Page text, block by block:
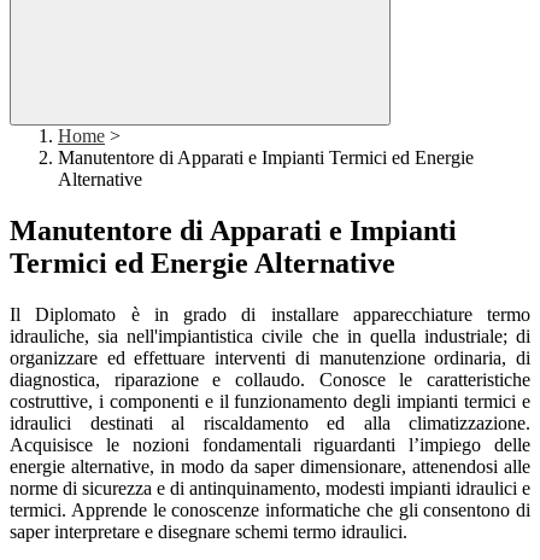
Home >
Manutentore di Apparati e Impianti Termici ed Energie
Alternative
Manutentore di Apparati e Impianti
Termici ed Energie Alternative
Il Diplomato è in grado di installare apparecchiature termo
idrauliche, sia nell'impiantistica civile che in quella industriale; di
organizzare ed effettuare interventi di manutenzione ordinaria, di
diagnostica, riparazione e collaudo. Conosce le caratteristiche
costruttive, i componenti e il funzionamento degli impianti termici e
idraulici destinati al riscaldamento ed alla climatizzazione.
Acquisisce le nozioni fondamentali riguardanti l’impiego delle
energie alternative, in modo da saper dimensionare, attenendosi alle
norme di sicurezza e di antinquinamento, modesti impianti idraulici e
termici. Apprende le conoscenze informatiche che gli consentono di
saper interpretare e disegnare schemi termo idraulici.